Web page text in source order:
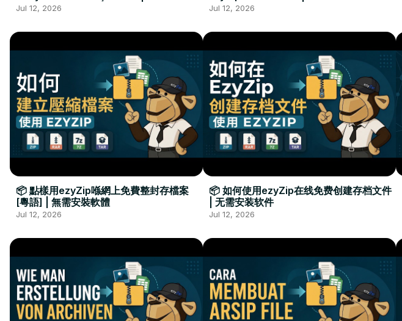
Kurulumu Gerekmez
Jul 12, 2026
Installation Required
Jul 12, 2026
📦 點樣用ezyZip喺網上免費整封存檔案
[粵語] | 無需安裝軟體
Jul 12, 2026
📦 如何使用ezyZip在线免费创建存档文件
| 无需安装软件
Jul 12, 2026